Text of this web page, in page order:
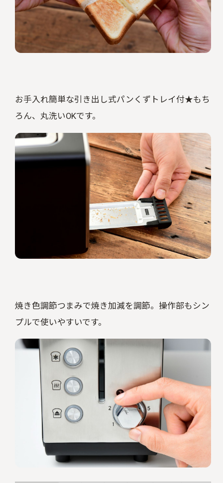
お手入れ簡単な引き出し式パンくずトレイ付★もち
ろん、丸洗いOKです。
焼き色調節つまみで焼き加減を調節。操作部もシン
プルで使いやすいです。